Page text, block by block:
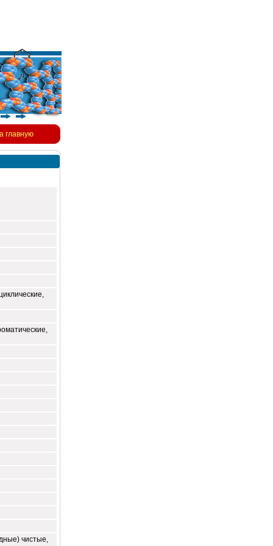
главную
чистые,